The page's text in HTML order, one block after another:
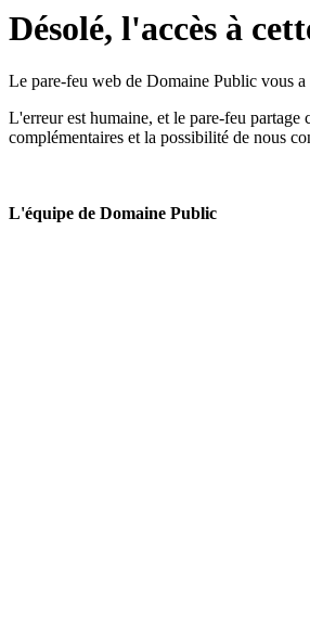
Désolé, l'accès à
Le pare-feu web de Domaine Public vous a
L'erreur est humaine, et le pare-feu
complémentaires et la possibilité de nous
L'équipe de Domaine Public